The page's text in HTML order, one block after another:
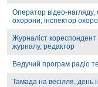
Оператор відео-
охорони, інспектор
Журналіст кореспондент
журналу, редактор
Ведучий програм радіо
Тамада на весілля, день